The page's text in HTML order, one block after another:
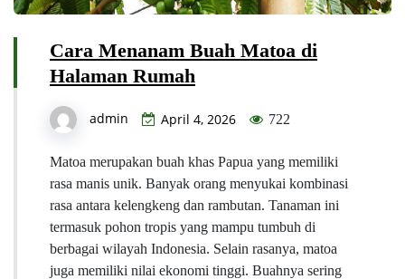
Cara Menanam Buah Matoa di
Halaman Rumah
admin April 4, 2026 722
Matoa merupakan buah khas Papua yang memiliki
rasa manis unik. Banyak orang menyukai kombinasi
rasa antara kelengkeng dan rambutan. Tanaman ini
termasuk pohon tropis yang mampu tumbuh di
berbagai wilayah Indonesia. Selain rasanya, matoa
juga memiliki nilai ekonomi tinggi. Buahnya sering